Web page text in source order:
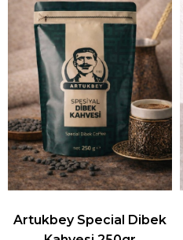
Artukbey Special Dibek